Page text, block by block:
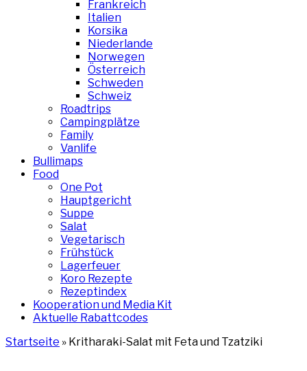
Frankreich
Italien
Korsika
Niederlande
Norwegen
Österreich
Schweden
Schweiz
Roadtrips
Campingplätze
Family
Vanlife
Bullimaps
Food
One Pot
Hauptgericht
Suppe
Salat
Vegetarisch
Frühstück
Lagerfeuer
Koro Rezepte
Rezeptindex
Kooperation und Media Kit
Aktuelle Rabattcodes
Startseite » Kritharaki-Salat mit Feta und Tzatziki